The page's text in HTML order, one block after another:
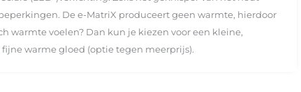
De e-MatriX produceert geen warmte, hierdoor
warmte voelen? Dan kun je kiezen voor een kleine,
warme gloed (optie tegen meerprijs).